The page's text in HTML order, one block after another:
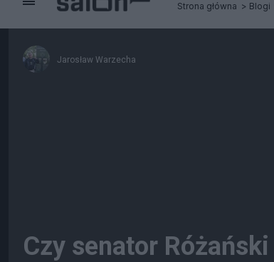
Strona główna Blogi
Jarosław Warzecha
Czy senator